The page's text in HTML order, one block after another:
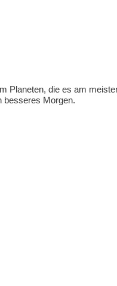
Planeten, die es am
besseres Morgen.